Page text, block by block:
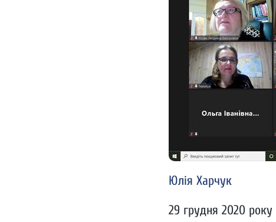
Юлія Харчук
29 грудня 2020 року